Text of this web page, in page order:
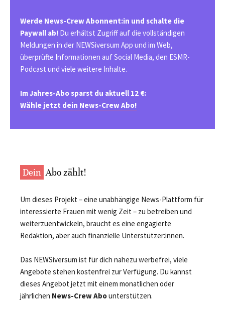
Werde News-Crew Abonnent:in und schalte die
Paywall ab! Du erhältst Zugriff auf die vollständigen
Meldungen in der NEWSiversum App und im Web,
überprüfte Informationen auf Social Media, den ESMR-
Podcast und viele weitere Inhalte.
Im Jahres-Abo sparst du aktuell 12 €:
Wähle jetzt dein News-Crew Abo!
Dein Abo zählt!
Um dieses Projekt – eine unabhängige News-Plattform für
interessierte Frauen mit wenig Zeit – zu betreiben und
weiterzuentwickeln, braucht es eine engagierte
Redaktion, aber auch finanzielle Unterstützer:innen.
Das NEWSiversum ist für dich nahezu werbefrei, viele
Angebote stehen kostenfrei zur Verfügung. Du kannst
dieses Angebot jetzt mit einem monatlichen oder
jährlichen News-Crew Abounterstützen.